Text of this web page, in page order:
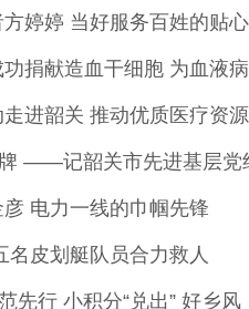
婷婷 当好服务百姓的贴
捐献造血干细胞 为血液
进韶关 推动优质医疗资
——记韶关市先进基层
电力一线的巾帼先锋
皮划艇队员合力救人
先行 小积分“兑出” 好乡风